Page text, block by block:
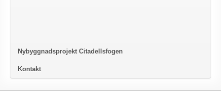
Nybyggnadsprojekt Citadellsfogen
Kontakt